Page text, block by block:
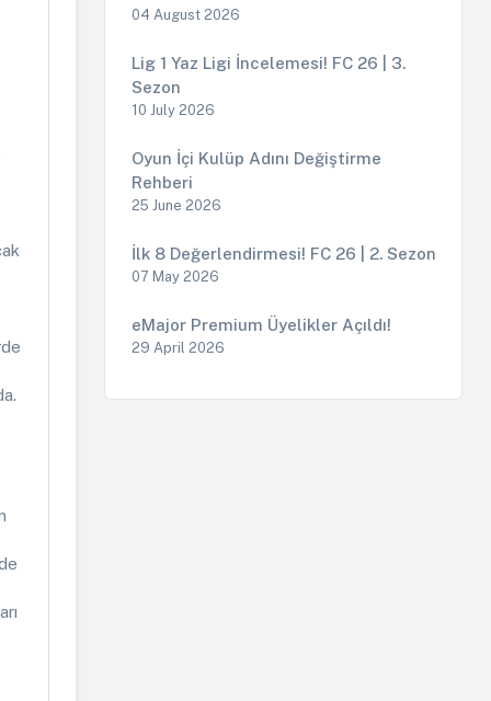
04 August 2026
Lig 1 Yaz Ligi İncelemesi! FC 26 | 3.
Sezon
10 July 2026
Oyun İçi Kulüp Adını Değiştirme
Rehberi
25 June 2026
İlk 8 Değerlendirmesi! FC 26 | 2. Sezon
07 May 2026
eMajor Premium Üyelikler Açıldı!
29 April 2026